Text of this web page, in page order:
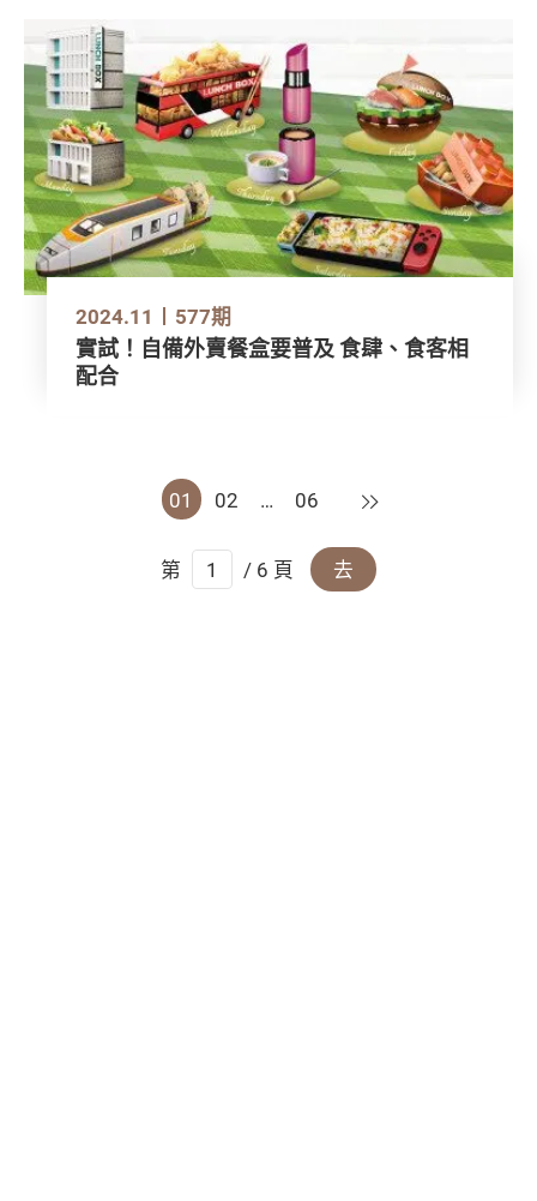
2024.11 577期
實試！自備外賣餐盒要普及 食肆、食客相
配合
01 02 … 06 下一頁
第 / 6 頁 去